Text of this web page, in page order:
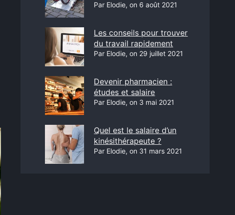
Par Elodie, on 6 août 2021
Les conseils pour trouver
du travail rapidement
Par Elodie, on 29 juillet 2021
Devenir pharmacien :
études et salaire
Par Elodie, on 3 mai 2021
Quel est le salaire d’un
kinésithérapeute ?
Par Elodie, on 31 mars 2021